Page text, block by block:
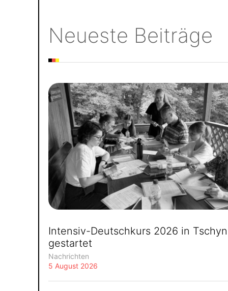
Neueste Beiträge
Intensiv-Deutschkurs 2026 in
gestartet
Nachrichten
5 August 2026